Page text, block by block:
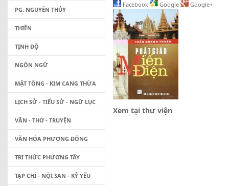
Facebook Google Google+
Xem tại thư viện
PG. NGUYÊN THỦY
THIỀN
TỊNH ĐỘ
NGÔN NGỮ
MẬT TÔNG - KIM CANG THỪA
LỊCH SỬ - TIỂU SỬ - NGỮ LỤC
VĂN - THƠ - TRUYỆN
VĂN HÓA PHƯƠNG ĐÔNG
TRI THỨC PHƯƠNG TÂY
TẠP CHÍ - NỘI SAN - KỶ YẾU